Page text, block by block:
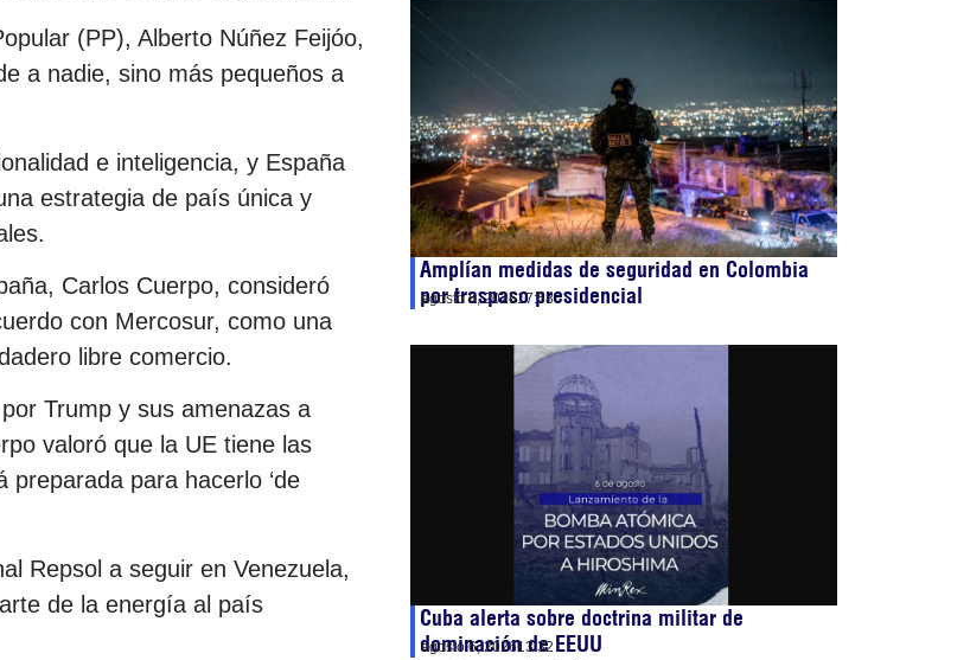
(PP), Alberto Núñez Feijóo,
a nadie, sino más pequeños a
e inteligencia, y España
estrategia de país única y
Carlos Cuerpo, consideró
con Mercosur, como una
libre comercio.
Trump y sus amenazas a
valoró que la UE tiene las
para hacerlo ‘de
Repsol a seguir en Venezuela,
de la energía al país
Amplían medidas de seguridad en Colombia
por traspaso presidencial
agosto 6, 202617:58
Cuba alerta sobre doctrina militar de
dominación de EEUU
agosto 6, 202613:32